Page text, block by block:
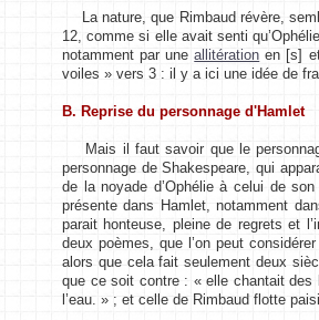
La nature, que Rimbaud révère,
12, comme si elle avait senti
notamment par uneallitération en [s]
voiles » vers 3 : il y a ici une idée de
B. Reprise du personnage d'Hamlet
Mais il faut savoir que le
personnage de Shakespeare, qui
de la noyade d’Ophélie à celui de
présente dans Hamlet, notamment
parait honteuse, pleine de regrets et
deux poèmes, que l’on peut
alors que cela fait seulement deux
que ce soit contre : « elle chantait
l’eau. » ; et celle de Rimbaud flotte